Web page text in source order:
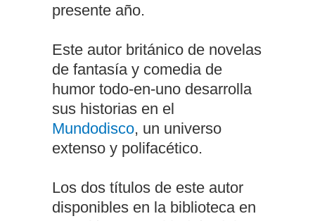
presente año.
Este autor británico de novelas
de fantasía y comedia de
humor todo-en-uno desarrolla
sus historias en el
Mundodisco, un universo
extenso y polifacético.
Los dos títulos de este autor
disponibles en la biblioteca en